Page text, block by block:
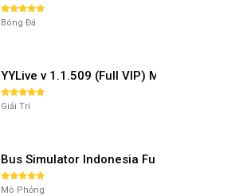
Bóng Đá
YYLive v 1.1.509 (Full VIP) Mở khóa phòng
Giải Trí
Bus Simulator Indonesia Full Mod APK
Mô Phỏng